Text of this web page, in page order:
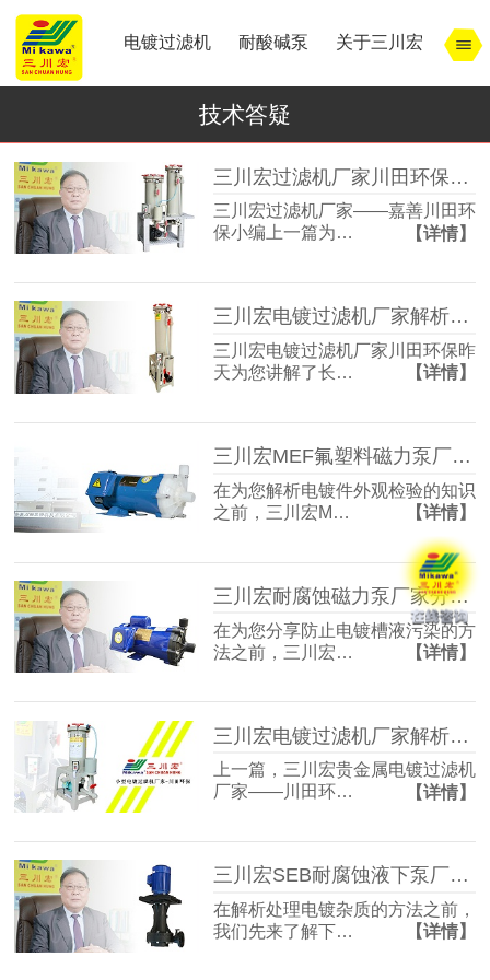
电镀过滤机 耐酸碱泵 关于三川宏
技术答疑
三川宏过滤机厂家川田环保解析宁波余姚镇北工业园模式
三川宏过滤机厂家——嘉善川田环
保小编上一篇为…
【详情】
三川宏电镀过滤机厂家解析宁波余姚镇北工业园区的特点
三川宏电镀过滤机厂家川田环保昨
天为您讲解了长…
【详情】
三川宏MEF氟塑料磁力泵厂家解析电镀件外观检验的知识
在为您解析电镀件外观检验的知识
之前，三川宏M…
【详情】
三川宏耐腐蚀磁力泵厂家分享防止电镀槽液污染的方法
在为您分享防止电镀槽液污染的方
法之前，三川宏…
【详情】
三川宏电镀过滤机厂家解析电刷镀技术工艺流程
上一篇，三川宏贵金属电镀过滤机
厂家——川田环…
【详情】
三川宏SEB耐腐蚀液下泵厂家解析电镀杂质的处理方法
在解析处理电镀杂质的方法之前，
我们先来了解下…
【详情】